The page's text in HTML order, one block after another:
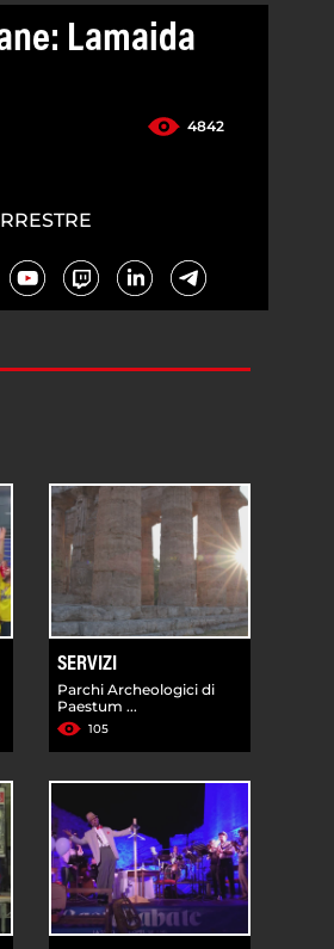
Lamaida
4842
SERVIZI
Parchi Archeologici di
Paestum ...
105